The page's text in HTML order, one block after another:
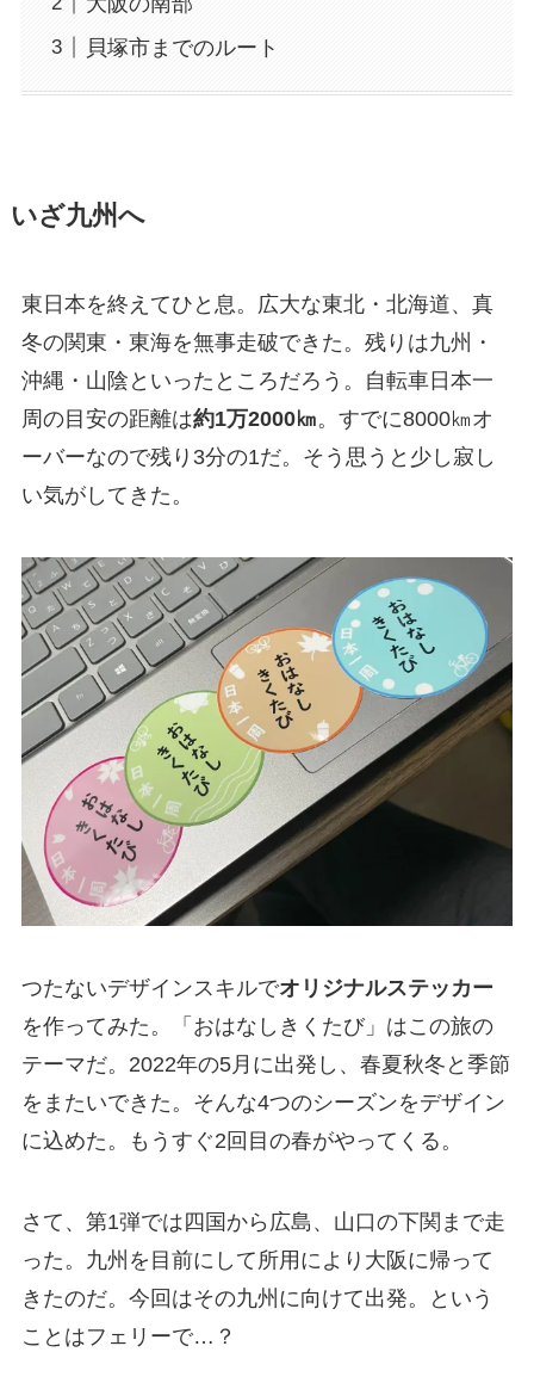
貝塚市までのルート
いざ九州へ
東日本を終えてひと息。広大な東北・北海道、真
冬の関東・東海を無事走破できた。残りは九州・
沖縄・山陰といったところだろう。自転車日本一
周の目安の距離は約1万2000㎞。すでに8000㎞オ
ーバーなので残り3分の1だ。そう思うと少し寂し
い気がしてきた。
つたないデザインスキルでオリジナルステッカー
を作ってみた。「おはなしきくたび」はこの旅の
テーマだ。2022年の5月に出発し、春夏秋冬と季節
をまたいできた。そんな4つのシーズンをデザイン
に込めた。もうすぐ2回目の春がやってくる。
さて、第1弾では四国から広島、山口の下関まで走
った。九州を目前にして所用により大阪に帰って
きたのだ。今回はその九州に向けて出発。という
ことはフェリーで…？